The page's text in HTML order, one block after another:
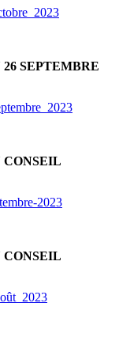
SEPTEMBRE
CONSEIL
2023
CONSEIL